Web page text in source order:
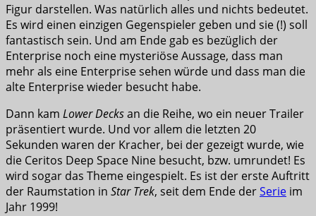
Figur darstellen. Was natürlich alles und nichts bedeutet.
Es wird einen einzigen Gegenspieler geben und sie (!) soll
fantastisch sein. Und am Ende gab es bezüglich der
Enterprise noch eine mysteriöse Aussage, dass man
mehr als eine Enterprise sehen würde und dass man die
alte Enterprise wieder besucht habe.
Dann kam Lower Decksan die Reihe, wo ein neuer Trailer
präsentiert wurde. Und vor allem die letzten 20
Sekunden waren der Kracher, bei der gezeigt wurde, wie
die Ceritos Deep Space Nine besucht, bzw. umrundet! Es
wird sogar das Theme eingespielt. Es ist der erste Auftritt
der Raumstation in Star Trek, seit dem Ende derSerie im
Jahr 1999!